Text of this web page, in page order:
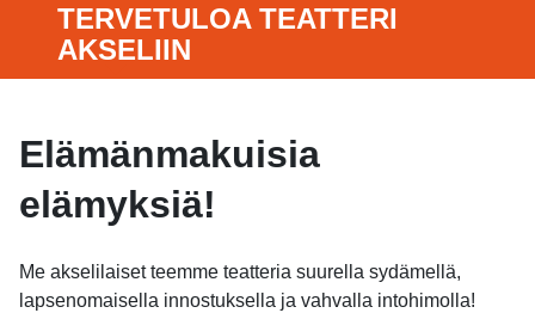
TERVETULOA TEATTERI
AKSELIIN
Elämänmakuisia
elämyksiä!
Me akselilaiset teemme teatteria suurella sydämellä,
lapsenomaisella innostuksella ja vahvalla intohimolla!